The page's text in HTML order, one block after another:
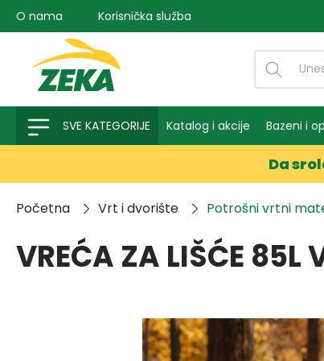
pretragu Preskoči na glavnu navigaciju
O nama Korisnička služba
SVE KATEGORIJE Katalog i akcije Bazeni i
Da
Početna Vrt i dvorište Potrošni vrtni
VREĆA ZA LIŠĆE 85L